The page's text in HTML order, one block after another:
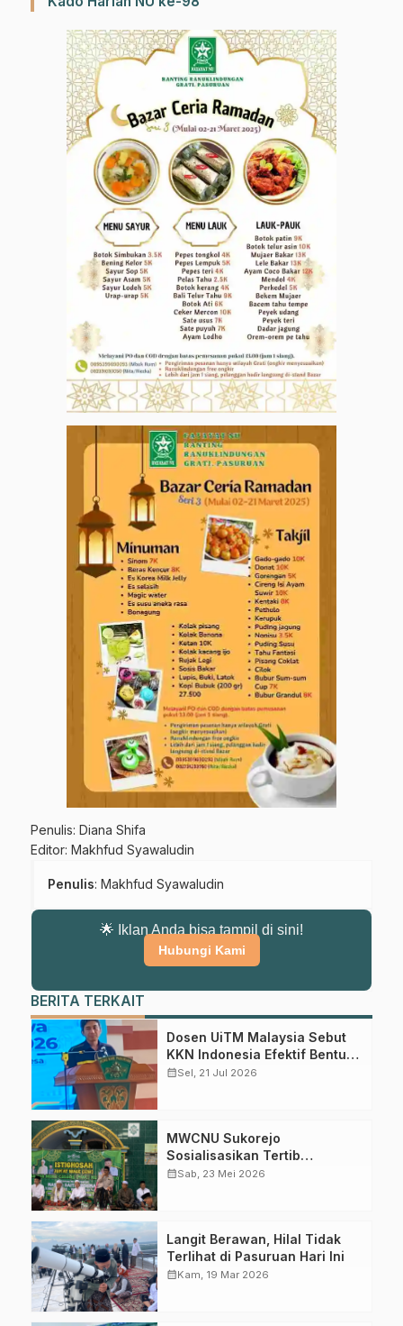
Gabung Channel WhatsApp NU
Pasuruan
Dapatkan info kegiatan, kajian, dan berita terbaru langsung dari
sumber resmi NU Pasuruan.
Join Sekarang
Penulis: Diana Shifa
Editor: Makhfud Syawaludin
Penulis: Makhfud Syawaludin
🌟 Iklan Anda bisa tampil di sini!
Hubungi Kami
BERITA TERKAIT
Dosen UiTM Malaysia Sebut
KKN Indonesia Efektif Bentuk
Karakter Mahasiswa
calendar_monthSel, 21 Jul 2026
MWCNU Sukorejo
Sosialisasikan Tertib
Administrasi dalam Istighotsah
calendar_monthSab, 23 Mei 2026
Langit Berawan, Hilal Tidak
Terlihat di Pasuruan Hari Ini
calendar_monthKam, 19 Mar 2026